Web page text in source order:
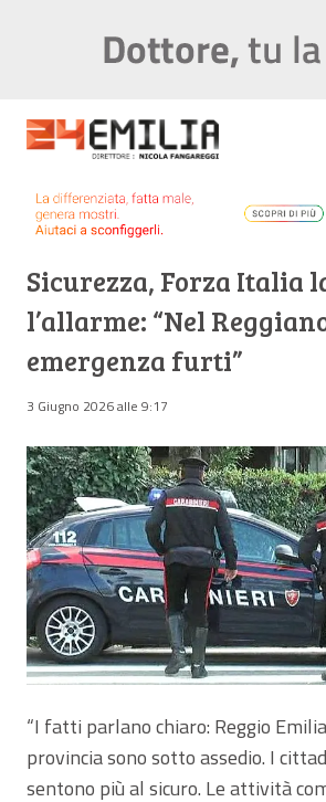
Sicurezza, Forza Italia
l’allarme: “Nel
emergenza furti”
3 Giugno 2026 alle 9:17
“I fatti parlano chiaro: Reggio
provincia sono sotto assedio. I
sentono più al sicuro. Le attività